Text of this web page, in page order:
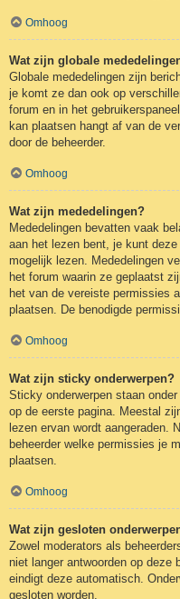
Omhoog
Wat zijn globale
Globale mededelingen zijn
je komt ze dan ook op
forum en in het
kan plaatsen hangt af van de
door de beheerder.
Omhoog
Wat zijn mededelingen?
Mededelingen bevatten vaak
aan het lezen bent, je kunt
mogelijk lezen. Mededelingen
het forum waarin ze geplaatst
het van de vereiste permissies
plaatsen. De benodigde
Omhoog
Wat zijn sticky onderwerpen?
Sticky onderwerpen staan
op de eerste pagina. Meestal
lezen ervan wordt aangeraden.
beheerder welke permissies je
plaatsen.
Omhoog
Wat zijn gesloten
Zowel moderators als
niet langer antwoorden op deze
eindigt deze automatisch.
gesloten worden.